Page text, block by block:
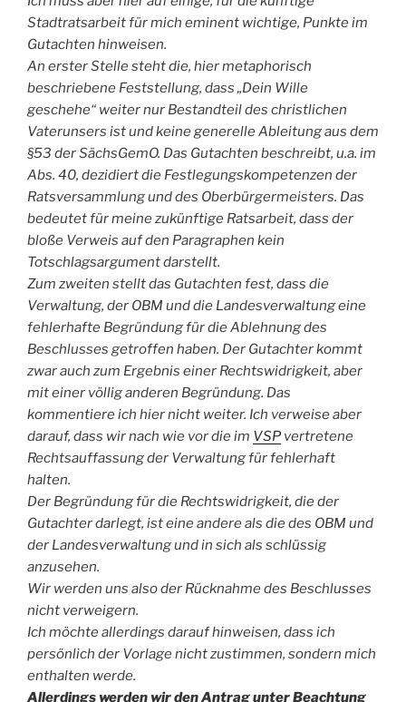
Stadtratsarbeit für mich eminent wichtige, Punkte im
Gutachten hinweisen.
An erster Stelle steht die, hier metaphorisch
beschriebene Feststellung, dass „Dein Wille
geschehe“ weiter nur Bestandteil des christlichen
Vaterunsers ist und keine generelle Ableitung aus dem
§53 der SächsGemO. Das Gutachten beschreibt, u.a. im
Abs. 40, dezidiert die Festlegungskompetenzen der
Ratsversammlung und des Oberbürgermeisters. Das
bedeutet für meine zukünftige Ratsarbeit, dass der
bloße Verweis auf den Paragraphen kein
Totschlagsargument darstellt.
Zum zweiten stellt das Gutachten fest, dass die
Verwaltung, der OBM und die Landesverwaltung eine
fehlerhafte Begründung für die Ablehnung des
Beschlusses getroffen haben. Der Gutachter kommt
zwar auch zum Ergebnis einer Rechtswidrigkeit, aber
mit einer völlig anderen Begründung. Das
kommentiere ich hier nicht weiter. Ich verweise aber
darauf, dass wir nach wie vor die im VSP vertretene
Rechtsauffassung der Verwaltung für fehlerhaft
halten.
Der Begründung für die Rechtswidrigkeit, die der
Gutachter darlegt, ist eine andere als die des OBM und
der Landesverwaltung und in sich als schlüssig
anzusehen.
Wir werden uns also der Rücknahme des Beschlusses
nicht verweigern.
Ich möchte allerdings darauf hinweisen, dass ich
persönlich der Vorlage nicht zustimmen, sondern mich
enthalten werde.
Allerdings werden wir den Antrag unter Beachtung